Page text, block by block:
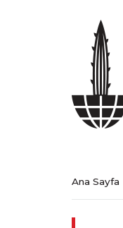
Ana Sayfa